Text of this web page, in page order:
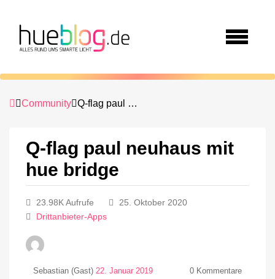
Community Q-flag paul neuhaus mit hue bridge
Q-flag paul neuhaus mit
hue bridge
23.98K Aufrufe
25. Oktober 2020
Drittanbieter-Apps
Sebastian (Gast) 22. Januar 2019 0 Kommentare